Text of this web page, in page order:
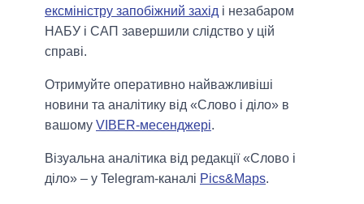
ексміністру запобіжний захід і незабаром
НАБУ і САП завершили слідство у цій
справі.
Отримуйте оперативно найважливіші
новини та аналітику від «Слово і діло» в
вашому VIBER-месенджері.
Візуальна аналітика від редакції «Слово і
діло» – у Telegram-каналі Pics&Maps.